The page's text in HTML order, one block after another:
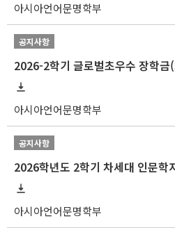
아시아언어문명학부
공지사항
아시아언어문명학부
공지사항
아시아언어문명학부